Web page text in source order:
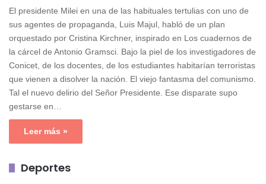
El presidente Milei en una de las habituales tertulias con uno de
sus agentes de propaganda, Luis Majul, habló de un plan
orquestado por Cristina Kirchner, inspirado en Los cuadernos de
la cárcel de Antonio Gramsci. Bajo la piel de los investigadores de
Conicet, de los docentes, de los estudiantes habitarían terroristas
que vienen a disolver la nación. El viejo fantasma del comunismo.
Tal el nuevo delirio del Señor Presidente. Ese disparate supo
gestarse en…
Leer más »
Deportes